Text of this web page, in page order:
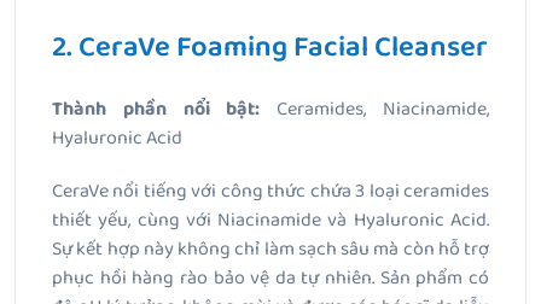
2. CeraVe Foaming Facial Cleanser
Thành phần nổi bật: Ceramides, Niacinamide,
Hyaluronic Acid
CeraVe nổi tiếng với công thức chứa 3 loại ceramides
thiết yếu, cùng với Niacinamide và Hyaluronic Acid.
Sự kết hợp này không chỉ làm sạch sâu mà còn hỗ trợ
phục hồi hàng rào bảo vệ da tự nhiên. Sản phẩm có